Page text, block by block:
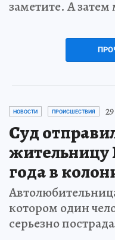
заметите. А
НОВОСТИ ПРОИСШЕСТВИЯ
Суд
жительницу
года в
котором один
серьезно